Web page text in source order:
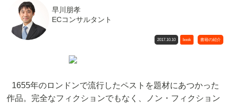
早川朋孝
ECコンサルタント
2017.10.10 book 書籍の紹介
1655年のロンドンで流行したペストを題材にあつかった
作品。完全なフィクションでもなく、ノン・フィクション